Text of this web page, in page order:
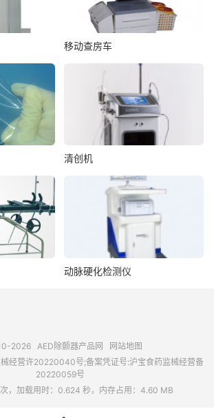
移动查房车
清创机
动脉硬化检测仪
2026 AED除颤器产品网
网站地图
经营许20220040号;备案凭证号:沪宝食药监械经营备
20220059号
，加载用时：0.624 秒，内存占用：4.60 MB